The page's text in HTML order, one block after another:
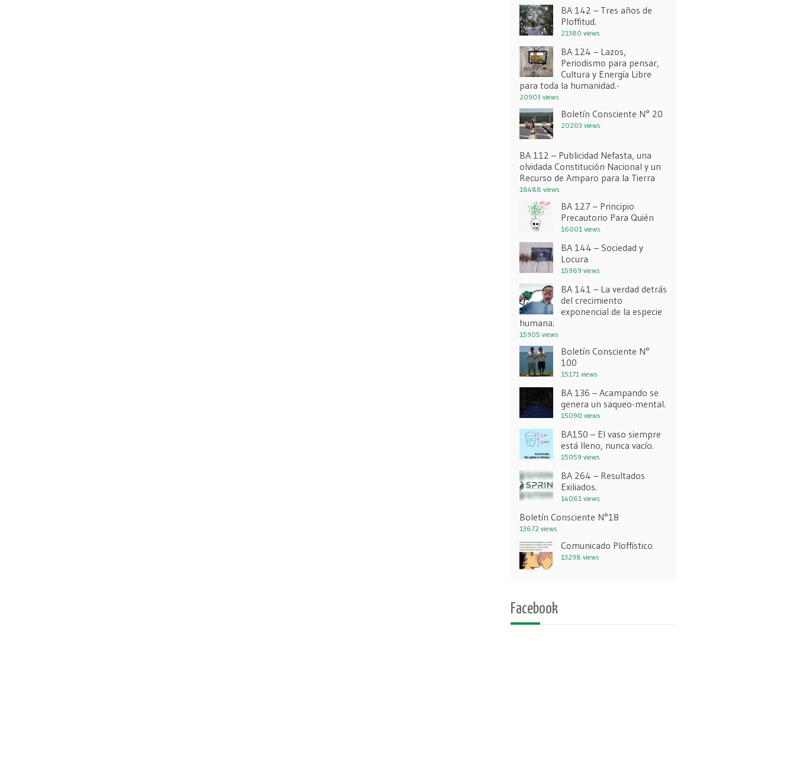
BA 142 – Tres años de
Ploffitud.
21380 views
BA 124 – Lazos,
Periodismo para pensar,
Cultura y Energía Libre
para toda la humanidad.-
20903 views
Boletín Consciente N° 20
20203 views
BA 112 – Publicidad Nefasta, una
olvidada Constitución Nacional y un
Recurso de Amparo para la Tierra
18488 views
BA 127 – Principio
Precautorio Para Quién
16001 views
BA 144 – Sociedad y
Locura
15969 views
BA 141 – La verdad detrás
del crecimiento
exponencial de la especie
humana.
15905 views
Boletín Consciente N°
100
15171 views
BA 136 – Acampando se
genera un saqueo-mental.
15090 views
BA150 – El vaso siempre
está lleno, nunca vacío.
15059 views
BA 264 – Resultados
Exiliados.
14061 views
Boletín Consciente N°18
13672 views
Comunicado Ploffístico
13298 views
Facebook